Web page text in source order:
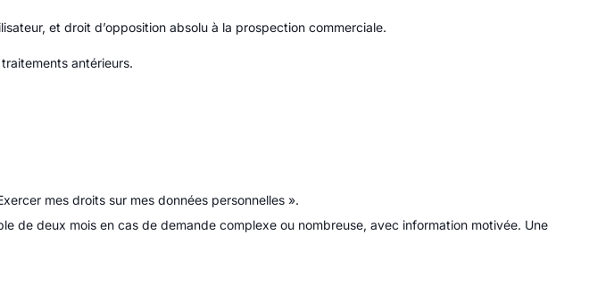
et droit d’opposition absolu à la prospection commerciale.
antérieurs.
mes droits sur mes données personnelles ».
de deux mois en cas de demande complexe ou nombreuse, avec information motivée. Une